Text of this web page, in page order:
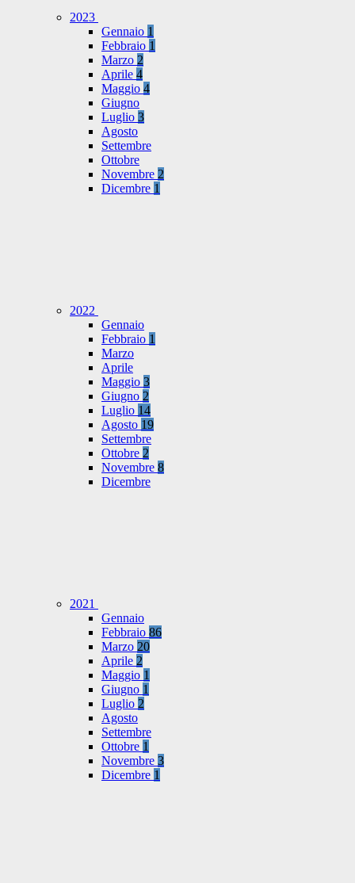
2023
Gennaio 1
Febbraio 1
Marzo 2
Aprile 4
Maggio 4
Giugno
Luglio 3
Agosto
Settembre
Ottobre
Novembre 2
Dicembre 1
2022
Gennaio
Febbraio 1
Marzo
Aprile
Maggio 3
Giugno 2
Luglio 14
Agosto 19
Settembre
Ottobre 2
Novembre 8
Dicembre
2021
Gennaio
Febbraio 86
Marzo 20
Aprile 2
Maggio 1
Giugno 1
Luglio 2
Agosto
Settembre
Ottobre 1
Novembre 3
Dicembre 1